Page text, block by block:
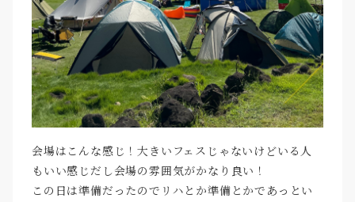
会場はこんな感じ！大きいフェスじゃないけどいる人
もいい感じだし会場の雰囲気がかなり良い！
この日は準備だったのでリハとか準備とかであっとい